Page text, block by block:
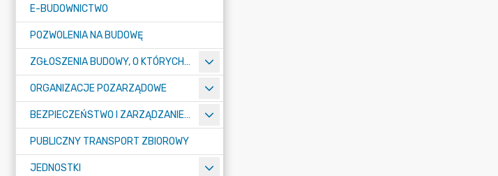
E-BUDOWNICTWO
POZWOLENIA NA BUDOWĘ
ZGŁOSZENIA BUDOWY, O KTÓRYCH MOWA W ART. 29 UST. 1 PKT 1A, 2B I 19A USTAWY PRAWO BUDOWLANE
ORGANIZACJE POZARZĄDOWE
BEZPIECZEŃSTWO I ZARZĄDZANIE KRYZYSOWE
PUBLICZNY TRANSPORT ZBIOROWY
JEDNOSTKI